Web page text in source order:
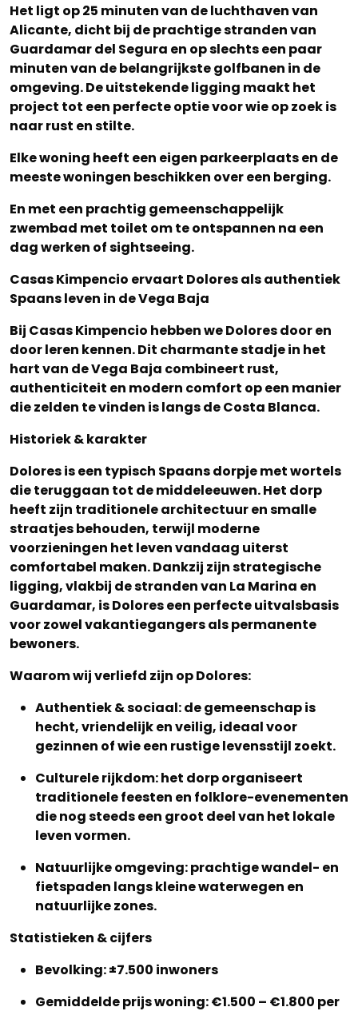
Het ligt op 25 minuten van de luchthaven van
Alicante, dicht bij de prachtige stranden van
Guardamar del Segura en op slechts een paar
minuten van de belangrijkste golfbanen in de
omgeving. Deuitstekende ligging maakt het
project tot een perfecte optie voor wie op zoek is
naar rust en stilte.
Elke woning heeft een eigen parkeerplaatsen de
meeste woningen beschikken over een berging.
En met een prachtig gemeenschappelijk
zwembad met toilet om te ontspannen na een
dag werken of sightseeing.
Casas Kimpencio ervaart Dolores als authentiek
Spaans leven in de Vega Baja
Bij Casas Kimpencio hebben we Dolores door en
door leren kennen. Dit charmante stadje in het
hart van de Vega Baja combineert rust,
authenticiteit en modern comfort op een manier
die zelden te vinden is langs de Costa Blanca.
Historiek & karakter
Dolores is een typisch Spaans dorpje met wortels
die teruggaan tot de middeleeuwen. Het dorp
heeft zijn traditionele architectuur en smalle
straatjes behouden, terwijl moderne
voorzieningen het leven vandaag uiterst
comfortabel maken. Dankzij zijn strategische
ligging, vlakbij de stranden van La Marina en
Guardamar, is Dolores een perfecte uitvalsbasis
voor zowel vakantiegangers als permanente
bewoners.
Waarom wij verliefd zijn op Dolores:
Authentiek & sociaal: de gemeenschap is
hecht, vriendelijk en veilig, ideaal voor
gezinnen of wie een rustige levensstijl zoekt.
Culturele rijkdom: het dorp organiseert
traditionele feesten en folklore-evenementen
die nog steeds een groot deel van het lokale
leven vormen.
Natuurlijke omgeving: prachtige wandel- en
fietspaden langs kleine waterwegen en
natuurlijke zones.
Statistieken & cijfers
Bevolking: ±7.500 inwoners
Gemiddelde prijs woning: €1.500 – €1.800 per